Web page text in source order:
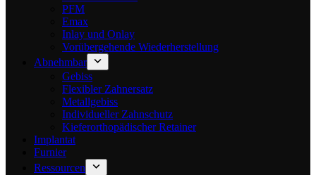
PFM
Emax
Inlay und Onlay
Vorübergehende Wiederherstellung
Abnehmbar
Gebiss
Flexibler Zahnersatz
Metallgebiss
Individueller Zahnschutz
Kieferorthopädischer Retainer
Implantat
Furnier
Ressourcen